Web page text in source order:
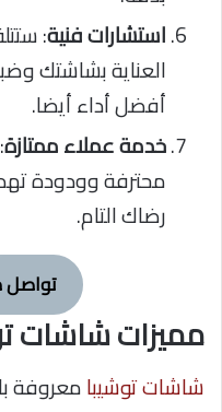
استشارات فنية:
العناية بشاشتك
أفضل أداء أيضا.
خدمة عملاء ممتازة
محترفة وودودة
رضاك التام.
تواصل
مميزات شاشات
شاشات توشيبامعروفة